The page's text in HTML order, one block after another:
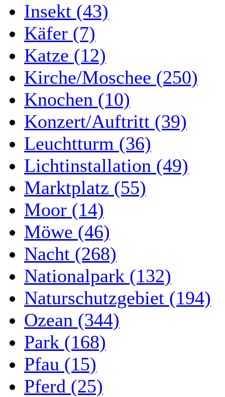
Insekt (43)
Käfer (7)
Katze (12)
Kirche/Moschee (250)
Knochen (10)
Konzert/Auftritt (39)
Leuchtturm (36)
Lichtinstallation (49)
Marktplatz (55)
Moor (14)
Möwe (46)
Nacht (268)
Nationalpark (132)
Naturschutzgebiet (194)
Ozean (344)
Park (168)
Pfau (15)
Pferd (25)